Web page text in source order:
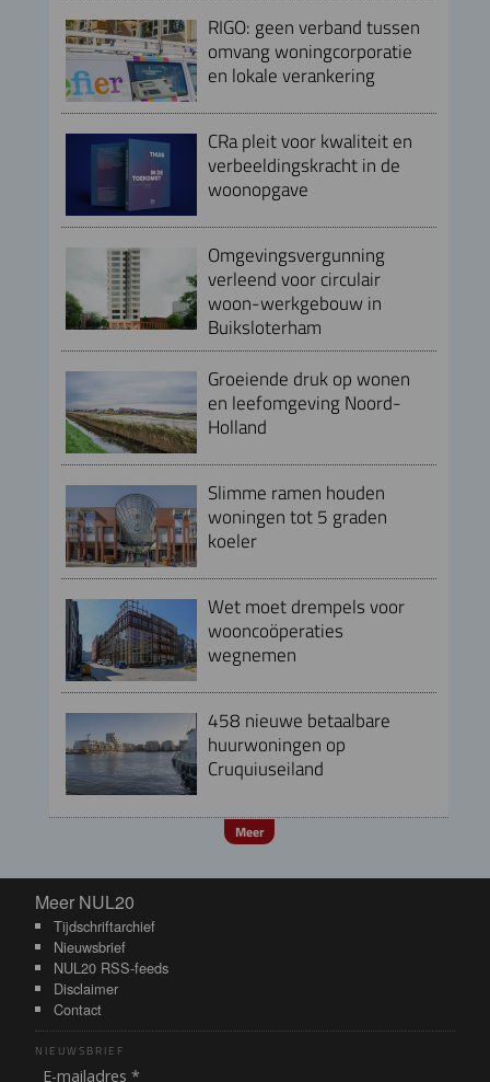
RIGO: geen verband tussen
omvang woningcorporatie
en lokale verankering
CRa pleit voor kwaliteit en
verbeeldingskracht in de
woonopgave
Omgevingsvergunning
verleend voor circulair
woon-werkgebouw in
Buiksloterham
Groeiende druk op wonen
en leefomgeving Noord-
Holland
Slimme ramen houden
woningen tot 5 graden
koeler
Wet moet drempels voor
wooncoöperaties
wegnemen
458 nieuwe betaalbare
huurwoningen op
Cruquiuseiland
Meer
Meer NUL20
Meer NUL20
Tijdschriftarchief
Nieuwsbrief
NUL20 RSS-feeds
Disclaimer
Contact
NIEUWSBRIEF
E-mailadres *